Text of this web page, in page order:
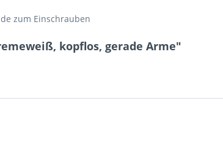
zum Einschrauben
kopflos, gerade Arme"